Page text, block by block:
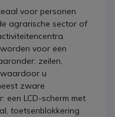
voor personen
agrarische sector of
voor een
zeilen,
waardoor u
zware
een LCD-scherm met
toetsenblokkering